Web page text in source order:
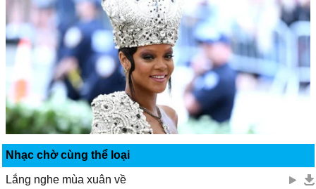
Nhạc chờ cùng thể loại
Lắng nghe mùa xuân về